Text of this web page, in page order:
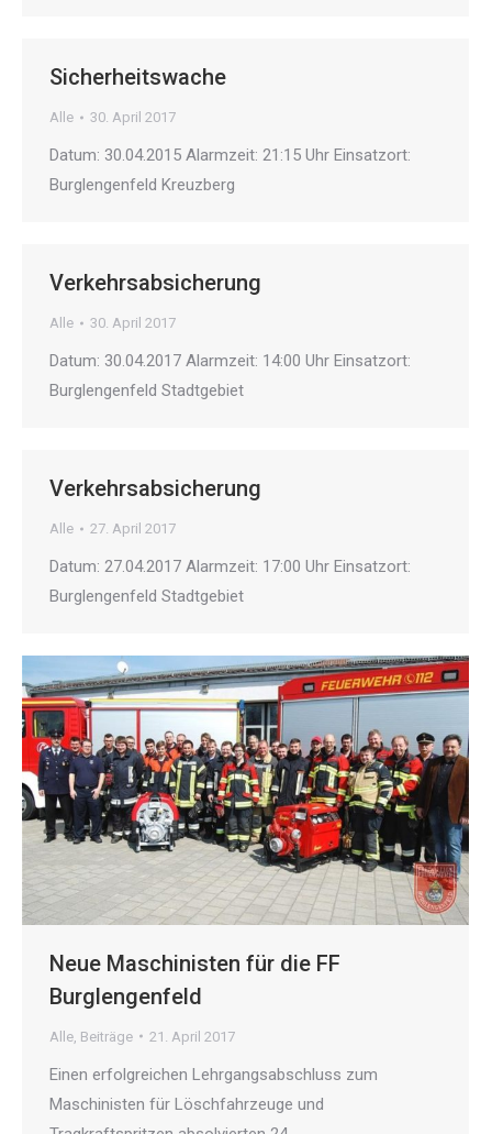
Sicherheitswache
Alle 30. April 2017
Datum: 30.04.2015 Alarmzeit: 21:15 Uhr Einsatzort:
Burglengenfeld Kreuzberg
Verkehrsabsicherung
Alle 30. April 2017
Datum: 30.04.2017 Alarmzeit: 14:00 Uhr Einsatzort:
Burglengenfeld Stadtgebiet
Verkehrsabsicherung
Alle 27. April 2017
Datum: 27.04.2017 Alarmzeit: 17:00 Uhr Einsatzort:
Burglengenfeld Stadtgebiet
Neue Maschinisten für die FF
Burglengenfeld
Alle Beiträge 21. April 2017
Einen erfolgreichen Lehrgangsabschluss zum
Maschinisten für Löschfahrzeuge und